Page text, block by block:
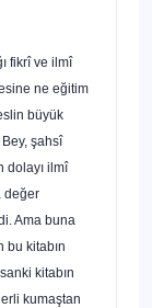
fikrî ve ilmî
ne eğitim
büyük
şahsî
dolayı ilmî
değer
Ama buna
bu kitabın
kitabın
kumaştan